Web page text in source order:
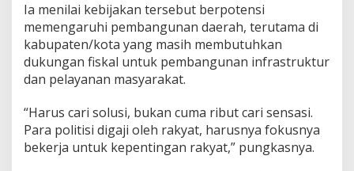
Ia menilai kebijakan tersebut berpotensi
memengaruhi pembangunan daerah, terutama di
kabupaten/kota yang masih membutuhkan
dukungan fiskal untuk pembangunan infrastruktur
dan pelayanan masyarakat.
“Harus cari solusi, bukan cuma ribut cari sensasi.
Para politisi digaji oleh rakyat, harusnya fokusnya
bekerja untuk kepentingan rakyat,” pungkasnya.